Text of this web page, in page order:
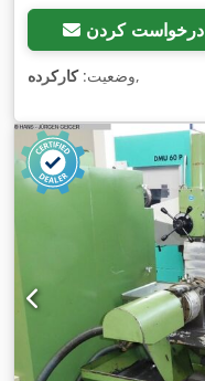
درخواست کردن
وضعیت:کارکرده ,